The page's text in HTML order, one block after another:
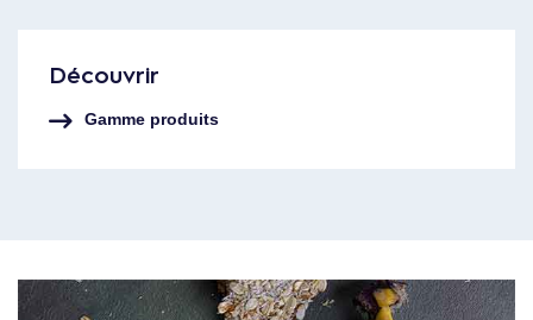
Découvrir
Gamme produits